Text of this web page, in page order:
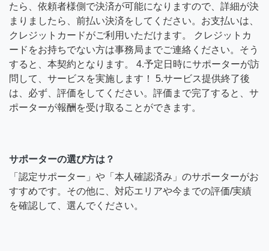
たら、依頼者様側で決済が可能になりますので、詳細が決
まりましたら、前払い決済をしてください。お支払いは、
クレジットカードがご利用いただけます。 クレジットカ
ードをお持ちでない方は事務局までご連絡ください。そう
すると、本契約となります。 4.予定日時にサポーターが訪
問して、サービスを実施します！ 5.サービス提供終了後
は、必ず、評価をしてください。評価まで完了すると、サ
ポーターが報酬を受け取ることができます。
サポーターの選び方は？
「認定サポーター」や「本人確認済み」のサポーターがお
すすめです。その他に、対応エリアや今までの評価/実績
を確認して、選んでください。